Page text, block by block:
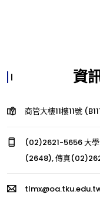
資
商管大樓11樓11號
(02)2621-5656 大
(2648), 傳真